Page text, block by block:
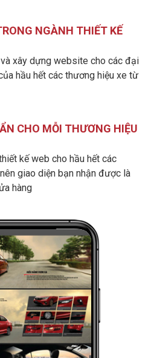
NGÀNH THIẾT KẾ
xây dựng website cho các đại
hầu hết các thương hiệu xe từ
CHO MỖI THƯƠNG HIỆU
kế web cho hầu hết các
giao diện bạn nhận được là
hàng